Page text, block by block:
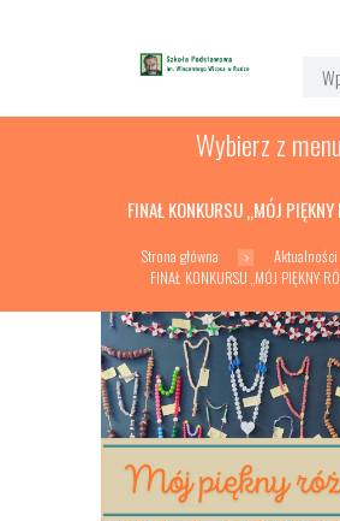
Wybierz z menu
FINAŁ KONKURSU „MÓJ PIĘKNY
Strona główna
Aktualności
FINAŁ KONKURSU „MÓJ PIĘKNY